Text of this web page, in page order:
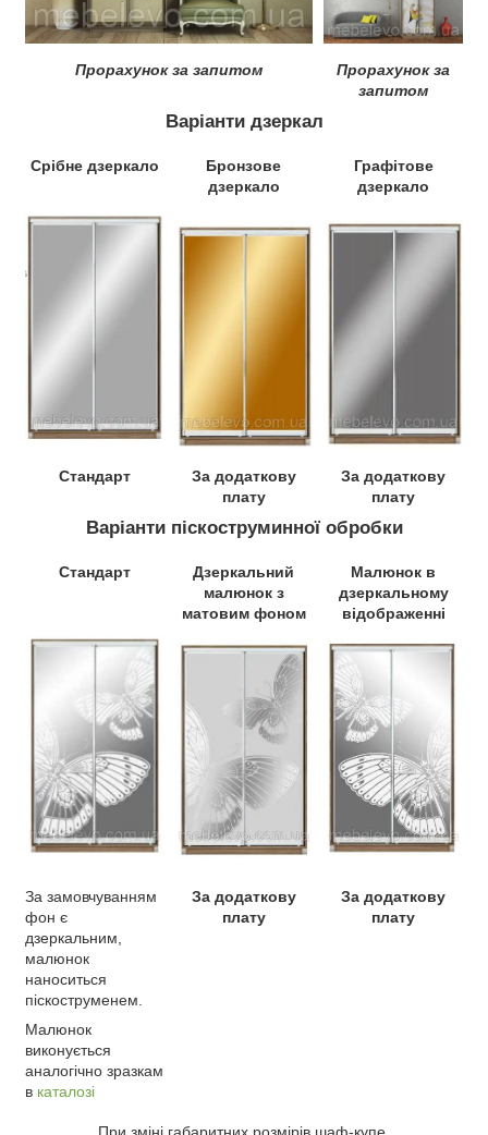
Прорахунок за запитом
Прорахунок за
запитом
Варіанти дзеркал
Срібне дзеркало
Бронзове
дзеркало
Графітове
дзеркало
Стандарт
За додаткову
плату
За додаткову
плату
Варіанти піскоструминної обробки
Стандарт
Дзеркальний
малюнок з
матовим фоном
Малюнок в
дзеркальному
відображенні
За замовчуванням
фон є
дзеркальним,
малюнок
наноситься
піскоструменем.
Малюнок
виконується
аналогічно зразкам
в каталозі
За додаткову
плату
За додаткову
плату